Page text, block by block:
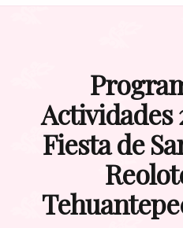
Actividades
Fiesta de